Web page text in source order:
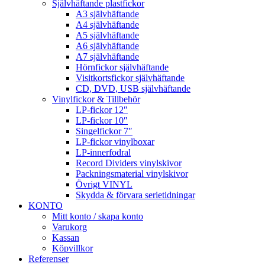
Självhäftande plastfickor
A3 självhäftande
A4 självhäftande
A5 självhäftande
A6 självhäftande
A7 självhäftande
Hörnfickor självhäftande
Visitkortsfickor självhäftande
CD, DVD, USB självhäftande
Vinylfickor & Tillbehör
LP-fickor 12″
LP-fickor 10″
Singelfickor 7″
LP-fickor vinylboxar
LP-innerfodral
Record Dividers vinylskivor
Packningsmaterial vinylskivor
Övrigt VINYL
Skydda & förvara serietidningar
KONTO
Mitt konto / skapa konto
Varukorg
Kassan
Köpvillkor
Referenser